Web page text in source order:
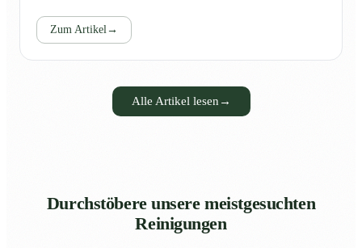
Zum Artikel→
Alle Artikel lesen →
Durchstöbere unsere meistgesuchten
Reinigungen